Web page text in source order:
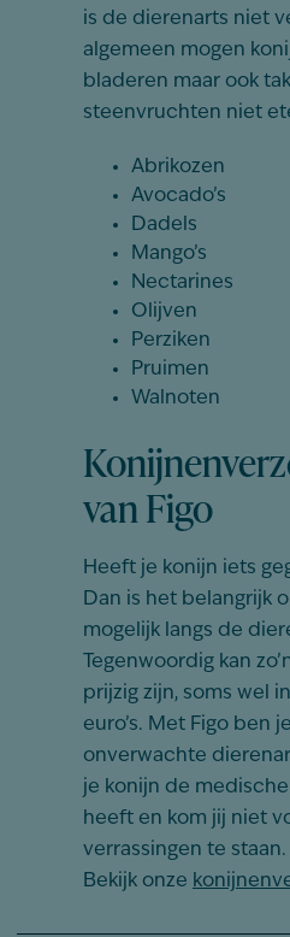
is de dierenarts niet
algemeen mogen
bladeren maar ook
steenvruchten niet
Abrikozen
Avocado’s
Dadels
Mango’s
Nectarines
Olijven
Perziken
Pruimen
Walnoten
van Figo
Heeft je konijn iets
Dan is het belangrijk
mogelijk langs de
Tegenwoordig kan
prijzig zijn, soms wel
euro’s. Met Figo ben
onverwachte
je konijn de
heeft en kom jij niet
verrassingen te
Bekijk onze